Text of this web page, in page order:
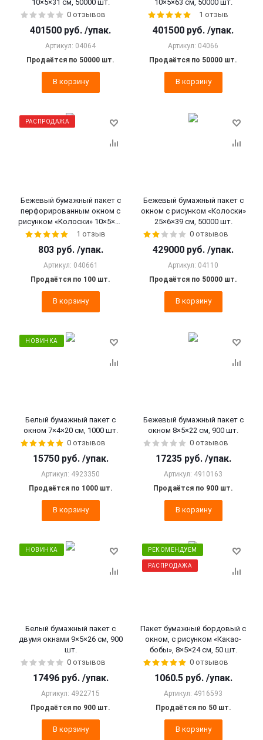
10×5×31 см, 50000 шт.
0 отзывов
401500 руб. /упак.
Артикул: 04064
Продаётся по 50000 шт.
В корзину
10×5×63 см, 50000 шт.
1 отзыв
401500 руб. /упак.
Артикул: 04066
Продаётся по 50000 шт.
В корзину
РАСПРОДАЖА
Бежевый бумажный пакет с
перфорированным окном с
рисунком «Колоски» 10×5×63
см, 100 шт.1 отзыв
803 руб. /упак.
Артикул: 040661
Продаётся по 100 шт.
В корзину
Бежевый бумажный пакет с
окном с рисунком «Колоски»
25×6×39 см, 50000 шт.
0 отзывов
429000 руб. /упак.
Артикул: 04110
Продаётся по 50000 шт.
В корзину
НОВИНКА
Белый бумажный пакет с
окном 7×4×20 см, 1000 шт.
0 отзывов
15750 руб. /упак.
Артикул: 4923350
Продаётся по 1000 шт.
В корзину
Бежевый бумажный пакет с
окном 8×5×22 см, 900 шт.
0 отзывов
17235 руб. /упак.
Артикул: 4910163
Продаётся по 900 шт.
В корзину
НОВИНКА
Белый бумажный пакет с
двумя окнами 9×5×26 см, 900
шт.
0 отзывов
17496 руб. /упак.
Артикул: 4922715
Продаётся по 900 шт.
В корзину
РЕКОМЕНДУЕМ
РАСПРОДАЖА
Пакет бумажный бордовый с
окном, с рисунком «Какао-
бобы», 8×5×24 см, 50 шт.
0 отзывов
1060.5 руб. /упак.
Артикул: 4916593
Продаётся по 50 шт.
В корзину